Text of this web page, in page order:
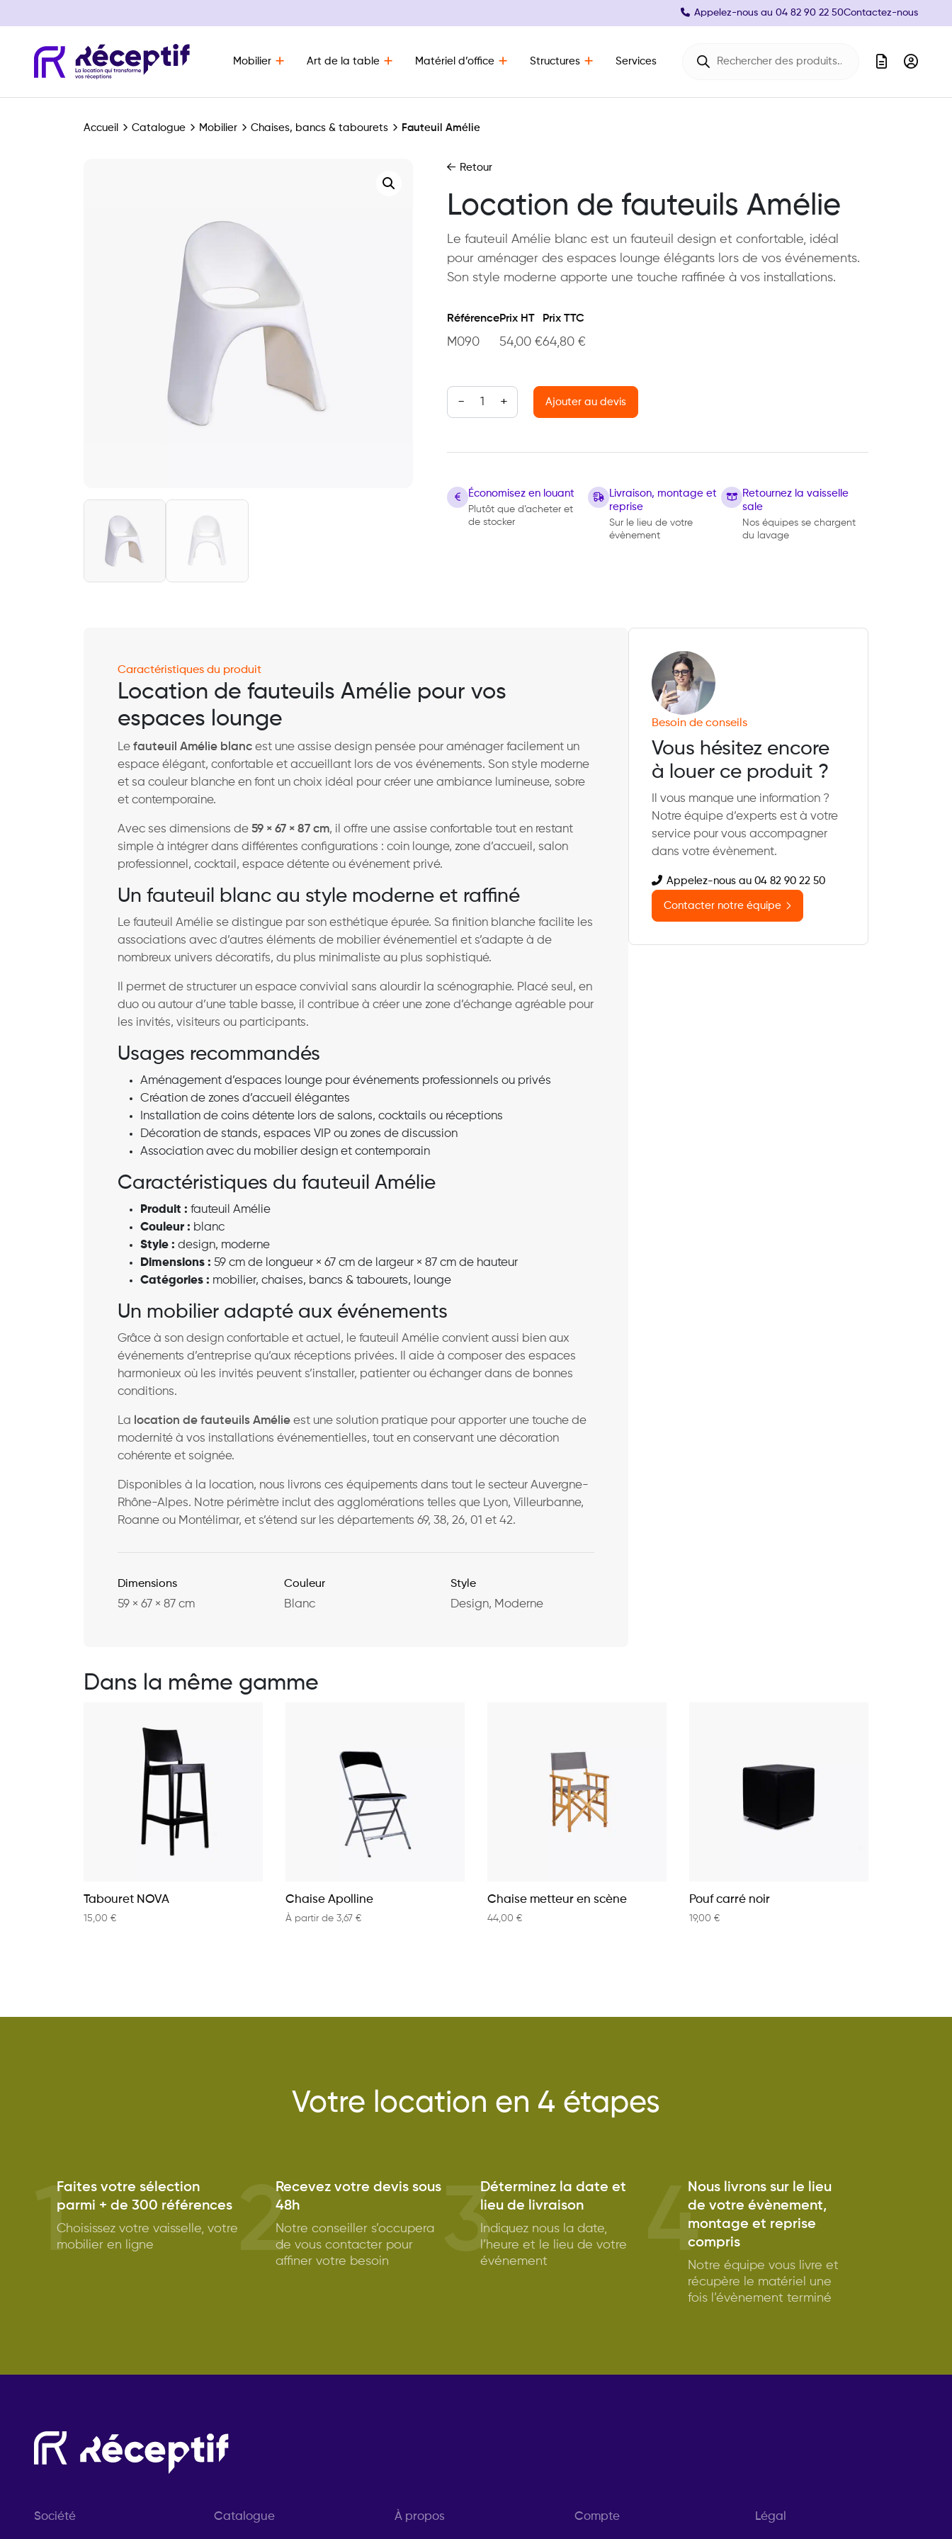
Appelez-nous au 04 82 90 22 50Contactez-nous
Navigation principale
Mobilier Art de la table Matériel d’office Structures Services
Accueil Catalogue Mobilier Chaises, bancs & tabourets Fauteuil Amélie
Retour
Location de fauteuils Amélie
Le fauteuil Amélie blanc est un fauteuil design et confortable, idéal
pour aménager des espaces lounge élégants lors de vos événements.
Son style moderne apporte une touche raffinée à vos installations.
Référence
M090
Prix HT
54,00€
Prix TTC
64,80€
quantité de Fauteuil Amélie
Ajouter au devis
Économisez en louant
Plutôt que d’acheter et
de stocker
Livraison, montage et
reprise
Sur le lieu de votre
évènement
Retournez la vaisselle
sale
Nos équipes se chargent
du lavage
Caractéristiques du produit
Location de fauteuils Amélie pour vos
espaces lounge
Le fauteuil Amélie blanc est une assise design pensée pour aménager facilement un
espace élégant, confortable et accueillant lors de vos événements. Son style moderne
et sa couleur blanche en font un choix idéal pour créer une ambiance lumineuse, sobre
et contemporaine.
Avec ses dimensions de 59 × 67 × 87 cm, il offre une assise confortable tout en restant
simple à intégrer dans différentes configurations : coin lounge, zone d’accueil, salon
professionnel, cocktail, espace détente ou événement privé.
Un fauteuil blanc au style moderne et raffiné
Le fauteuil Amélie se distingue par son esthétique épurée. Sa finition blanche facilite les
associations avec d’autres éléments de mobilier événementiel et s’adapte à de
nombreux univers décoratifs, du plus minimaliste au plus sophistiqué.
Il permet de structurer un espace convivial sans alourdir la scénographie. Placé seul, en
duo ou autour d’une table basse, il contribue à créer une zone d’échange agréable pour
les invités, visiteurs ou participants.
Usages recommandés
Aménagement d’espaces lounge pour événements professionnels ou privés
Création de zones d’accueil élégantes
Installation de coins détente lors de salons, cocktails ou réceptions
Décoration de stands, espaces VIP ou zones de discussion
Association avec du mobilier design et contemporain
Caractéristiques du fauteuil Amélie
Produit : fauteuil Amélie
Couleur : blanc
Style : design, moderne
Dimensions : 59 cm de longueur × 67 cm de largeur × 87 cm de hauteur
Catégories : mobilier, chaises, bancs & tabourets, lounge
Un mobilier adapté aux événements
Grâce à son design confortable et actuel, le fauteuil Amélie convient aussi bien aux
événements d’entreprise qu’aux réceptions privées. Il aide à composer des espaces
harmonieux où les invités peuvent s’installer, patienter ou échanger dans de bonnes
conditions.
La location de fauteuils Amélie est une solution pratique pour apporter une touche de
modernité à vos installations événementielles, tout en conservant une décoration
cohérente et soignée.
Disponibles à la location, nous livrons ces équipements dans tout le secteur Auvergne-
Rhône-Alpes. Notre périmètre inclut des agglomérations telles que Lyon, Villeurbanne,
Roanne ou Montélimar, et s’étend sur les départements 69, 38, 26, 01 et 42.
Dimensions
59 × 67 × 87 cm
Couleur
Blanc
Style
Design, Moderne
Besoin de conseils
Vous hésitez encore
à louer ce produit ?
Il vous manque une information ?
Notre équipe d’experts est à votre
service pour vous accompagner
dans votre évènement.
Appelez-nous au 04 82 90 22 50
Contacter notre équipe
Dans la même gamme
Tabouret NOVA
15,00 €
Chaise Apolline
À partir de 3,67 €
Chaise metteur en scène
44,00 €
Pouf carré noir
19,00 €
Votre location en 4 étapes
1
Faites votre sélection
parmi + de 300 références
Choisissez votre vaisselle, votre
mobilier en ligne
2
Recevez votre devis sous
48h
Notre conseiller s’occupera
de vous contacter pour
affiner votre besoin
3
Déterminez la date et
lieu de livraison
Indiquez nous la date,
l’heure et le lieu de votre
événement
4
Nous livrons sur le lieu
de votre évènement,
montage et reprise
compris
Notre équipe vous livre et
récupère le matériel une
fois l’évènement terminé
Société Catalogue À propos Compte Légal